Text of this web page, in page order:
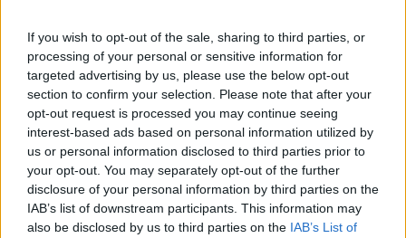
If you wish to opt-out of the sale, sharing to third parties, or
processing of your personal or sensitive information for
targeted advertising by us, please use the below opt-out
section to confirm your selection. Please note that after your
opt-out request is processed you may continue seeing
interest-based ads based on personal information utilized by
us or personal information disclosed to third parties prior to
your opt-out. You may separately opt-out of the further
disclosure of your personal information by third parties on the
IAB’s list of downstream participants. This information may
also be disclosed by us to third parties on the IAB’s List of
Mriežku na grilovanie potrite olejom a posypte
soľou
Vezmite si zemiak a šúchajte ním jednotlivé
mriežky
Po celej procedúre stači mriežku umyť spenenou
špongiou.
Skvelé však? Pošlite tento článok aj svojim známym!
e
a
r
c
h
f
o
r
: